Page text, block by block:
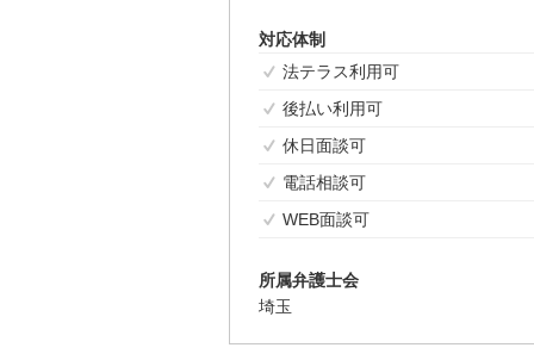
対応体制
法テラス利用可
後払い利用可
休日面談可
電話相談可
WEB面談可
所属弁護士会
埼玉